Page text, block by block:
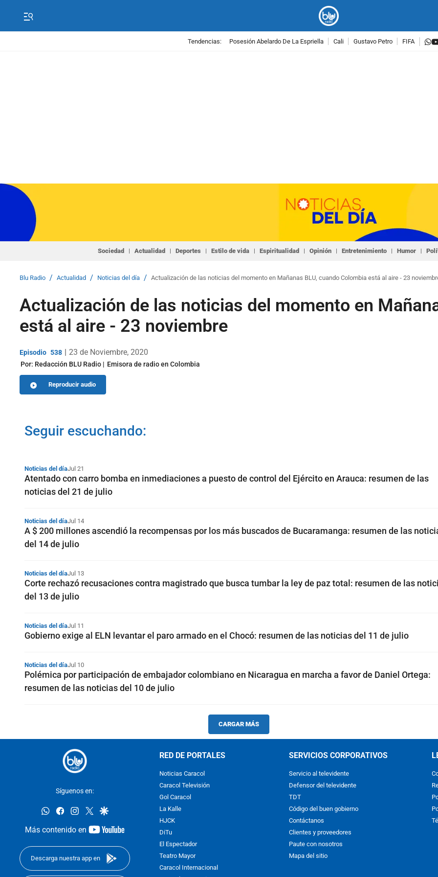
Tendencias: Posesión Abelardo De La Espriella Cali Gustavo Petro FIFA
Sociedad Actualidad Deportes Estilo de vida Espiritualidad Opinión Entretenimiento Humor
Blu Radio / Actualidad / Noticias del día / Actualización de las noticias del momento en Mañanas BLU, cuando Colombia está al aire - 23
Actualización de las noticias del momento en
está al aire - 23 noviembre
538 | 23 de Noviembre, 2020
Por: Redacción BLU Radio Emisora de radio en Colombia
Reproducir audio
Seguir escuchando:
Noticias del díaJul 21
Atentado con carro bomba en inmediaciones a puesto de control del Ejército en Arauca: resumen de las
noticias del 21 de julio
Noticias del díaJul 14
A $ 200 millones ascendió la recompensas por los más buscados de Bucaramanga: resumen de las
del 14 de julio
Noticias del díaJul 13
Corte rechazó recusaciones contra magistrado que busca tumbar la ley de paz total: resumen de las
del 13 de julio
Noticias del díaJul 11
Gobierno exige al ELN levantar el paro armado en el Chocó: resumen de las noticias del 11 de julio
Noticias del díaJul 10
Polémica por participación de embajador colombiano en Nicaragua en marcha a favor de Daniel Ortega:
resumen de las noticias del 10 de julio
CARGAR MÁS
Síguenos en:
whatsappfacebookinstagram
twittergoogle
Más contenido en
youtube-
Descarga nuestra app en
RED DE PORTALES
Noticias Caracol
Caracol Televisión
Gol Caracol
La Kalle
HJCK
DiTu
El Espectador
Teatro Mayor
Caracol Internacional
SERVICIOS CORPORATIVOS
Servicio al televidente
Defensor del televidente
TDT
Código del buen gobierno
Contáctanos
Clientes y proveedores
Paute con nosotros
Mapa del sitio